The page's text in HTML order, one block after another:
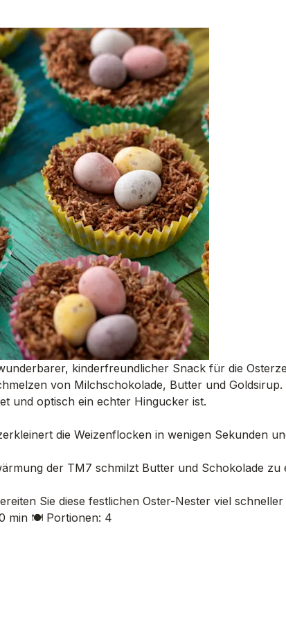
kinderfreundlicher Snack für die
von Milchschokolade, Butter und
und optisch ein echter Hingucker ist.
die Weizenflocken in wenigen Sekunden
der TM7 schmilzt Butter und Schokolade
Sie diese festlichen Oster-Nester viel
min 🍽️ Portionen: 4